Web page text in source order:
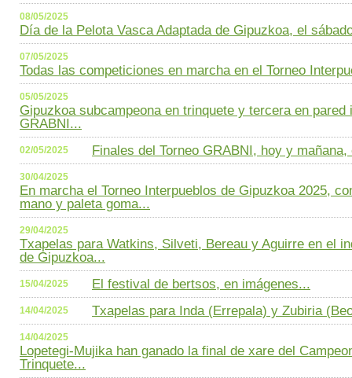
08/05/2025
Día de la Pelota Vasca Adaptada de Gipuzkoa, el
07/05/2025
Todas las competiciones en marcha en el Torneo
05/05/2025
Gipuzkoa subcampeona en trinquete y tercera en pared
GRABNI...
02/05/2025 Finales del Torneo GRABNI, hoy y
30/04/2025
En marcha el Torneo Interpueblos de Gipuzkoa 2025,
mano y paleta goma...
29/04/2025
Txapelas para Watkins, Silveti, Bereau y Aguirre en el
de Gipuzkoa...
15/04/2025 El festival de bertsos, en imágenes...
14/04/2025 Txapelas para Inda (Errepala) y Zubiria
14/04/2025
Lopetegi-Mujika han ganado la final de xare del
Trinquete...